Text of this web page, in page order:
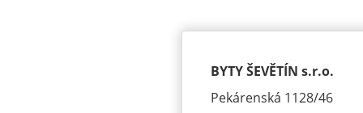
BYTY ŠEVĚTÍN s.r.o.
Pekárenská 1128/46